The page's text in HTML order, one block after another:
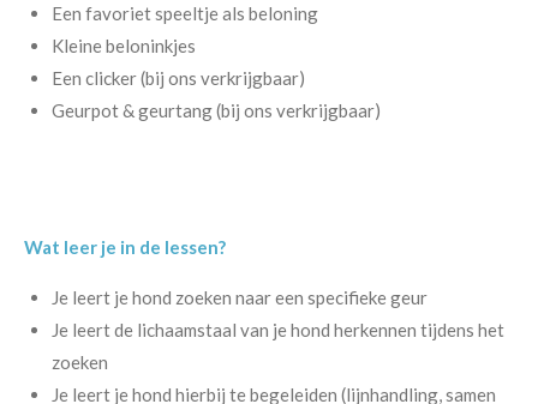
Een favoriet speeltje als beloning
Kleine beloninkjes
Een clicker (bij ons verkrijgbaar)
Geurpot & geurtang (bij ons verkrijgbaar)
Wat leer je in de lessen?
Je leert je hond zoeken naar een specifieke geur
Je leert de lichaamstaal van je hond herkennen tijdens het
zoeken
Je leert je hond hierbij te begeleiden (lijnhandling, samen